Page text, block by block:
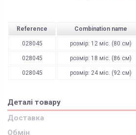
Reference Combination name
028045 розмір: 12 міс. (80 см)
028045 розмір: 18 міс. (86 см)
028045 розмір: 24 міс. (92 см)
Деталі товару
Доставка
Обмін